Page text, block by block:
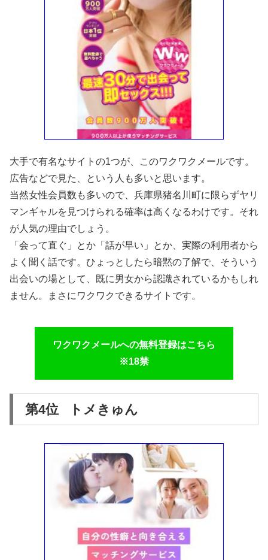
大手で有名なサイトの1つが、このワクワクメールです。
広告などで見た、という人も多いと思います。
当然女性会員数も多いので、兵庫県猪名川町に限らずヤリ
マンギャルを見つけられる確率は高くなるわけです。それ
が人気の理由でしょう。
「会って直ぐ」とか「話が早い」とか、実際の利用者から
よく聞く話です。ひょっとしたら暗黙の了解で、そういう
出会いの場として、既に男女から認識されているかもしれ
ません。まさにワクワクできるサイトです。
ワクワクメールへの無料登録はこちら
※18禁
第4位 トメきゅん